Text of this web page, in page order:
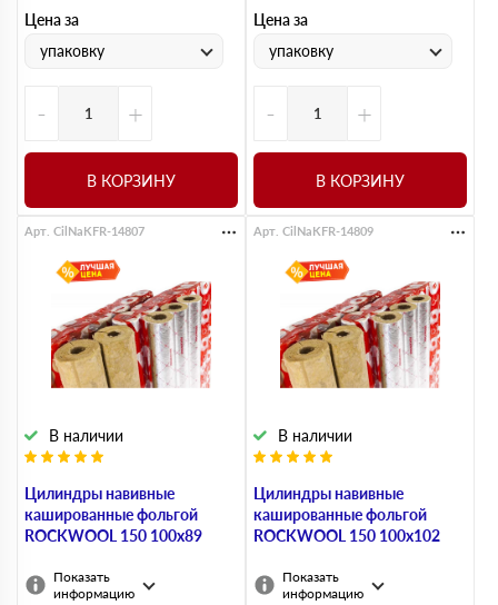
Цена за
упаковку
- +
В КОРЗИНУ
Цена за
упаковку
- +
В КОРЗИНУ
Цилиндры навивные
кашированные фольгой
ROCKWOOL 150 100х89
В наличии
Арт. CilNaKFR-14807
Показать
информацию
Цилиндры навивные
кашированные фольгой
ROCKWOOL 150 100х102
В наличии
Арт. CilNaKFR-14809
Показать
информацию